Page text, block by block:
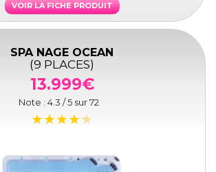
VOIR LA FICHE PRODUIT
SPA NAGE OCEAN
(9 PLACES)
13.999€
Note : 4.3 / 5 sur72